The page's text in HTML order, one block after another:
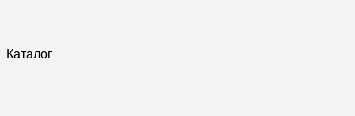
Каталог